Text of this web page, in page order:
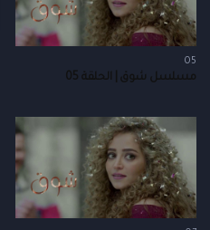
05
مسلسل شوق | الحلقة 05